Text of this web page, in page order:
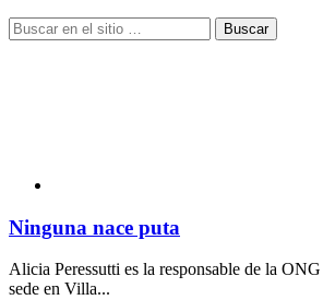
Buscar
Ninguna nace puta
Alicia Peressutti es la responsable de la
sede en Villa...